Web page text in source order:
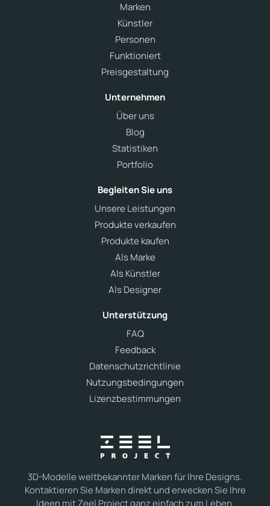
3D-Modelle weltbekannter Marken für Ihre Designs.
Kontaktieren Sie Marken direkt und erwecken Sie Ihre
Ideen mit Zeel Project ganz einfach zum Leben.
Marken
Künstler
Personen
Funktioniert
Preisgestaltung
Unternehmen
Über uns
Blog
Statistiken
Portfolio
Begleiten Sie uns
Unsere Leistungen
Produkte verkaufen
Produkte kaufen
Als Marke
Als Künstler
Als Designer
Unterstützung
FAQ
Feedback
Datenschutzrichtlinie
Nutzungsbedingungen
Lizenzbestimmungen